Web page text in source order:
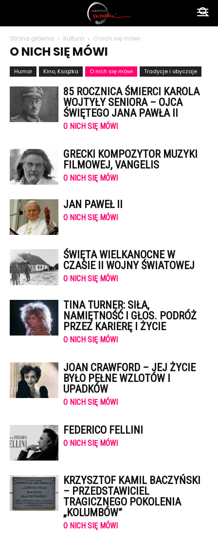
Strona główna Kultura O nich się mówi
O NICH SIĘ MÓWI
Humor Kino, Książka O nich się mówi Tradycje i obyczaje
85 ROCZNICA ŚMIERCI KAROLA
WOJTYŁY SENIORA – OJCA
ŚWIĘTEGO JANA PAWŁA II
O NICH SIĘ MÓWI
GRECKI KOMPOZYTOR MUZYKI
FILMOWEJ, VANGELIS
O NICH SIĘ MÓWI
JAN PAWEŁ II
O NICH SIĘ MÓWI
ŚWIĘTA WIELKANOCNE W
CZASIE II WOJNY ŚWIATOWEJ
O NICH SIĘ MÓWI
TINA TURNER: SIŁA,
NAMIĘTNOŚĆ I GŁOS. PODRÓŻ
PRZEZ KARIERĘ I ŻYCIE
O NICH SIĘ MÓWI
JOAN CRAWFORD – JEJ ŻYCIE
BYŁO PEŁNE WZLOTÓW I
UPADKÓW
O NICH SIĘ MÓWI
FEDERICO FELLINI
O NICH SIĘ MÓWI
KRZYSZTOF KAMIL BACZYŃSKI
– PRZEDSTAWICIEL
TRAGICZNEGO POKOLENIA
„KOLUMBÓW”
O NICH SIĘ MÓWI